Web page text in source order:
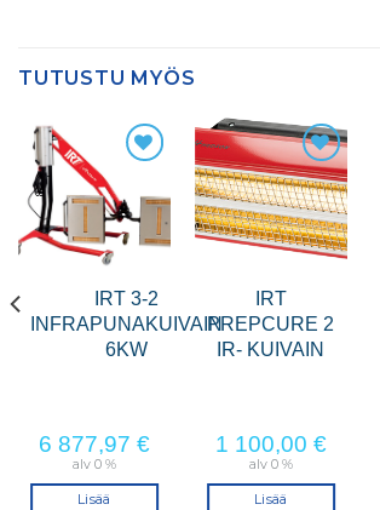
TUTUSTU MYÖS
IRT 3-2
INFRAPUNAKUIVAIN
6KW
6 877,97 €
alv 0 %
Lisää
IRT
PREPCURE 2
IR- KUIVAIN
1 100,00 €
alv 0 %
Lisää